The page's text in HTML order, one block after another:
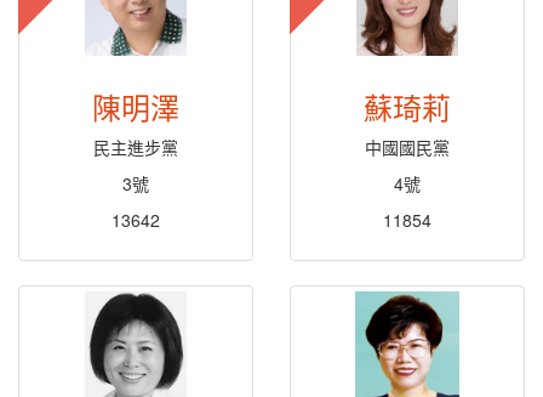
陳明澤
民主進步黨
3號
13642
蘇琦莉
中國國民黨
4號
11854